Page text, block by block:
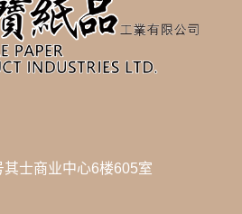
士商业中心6楼605室